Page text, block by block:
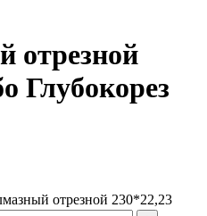
отрезной
Глубокорез
отрезной 230*22,23